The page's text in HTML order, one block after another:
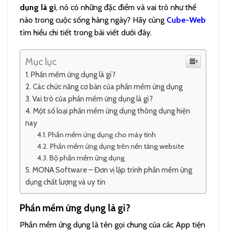
dụng là gì, nó có những đặc điểm và vai trò như thế
nào trong cuộc sống hàng ngày? Hãy cùng Cube-Web
tìm hiểu chi tiết trong bài viết dưới đây.
Mục lục
Phần mềm ứng dụng là gì?
Các chức năng cơ bản của phần mềm ứng dụng
Vai trò của phần mềm ứng dụng là gì?
Một số loại phần mềm ứng dụng thông dụng hiện
nay
Phần mềm ứng dụng cho máy tính
Phần mềm ứng dụng trên nền tảng website
Bộ phần mềm ứng dụng
MONA Software – Đơn vị lập trình phần mềm ứng
dụng chất lượng và uy tín
Phần mềm ứng dụng là gì?
Phần mềm ứng dụng là tên gọi chung của các App tiện